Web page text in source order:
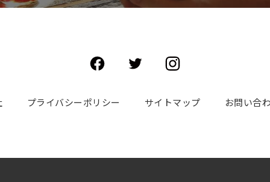
プライバシーポリシー サイトマップ お問い合